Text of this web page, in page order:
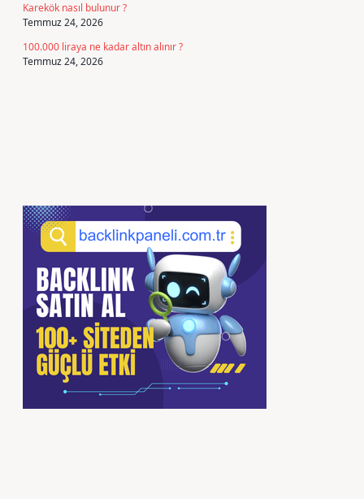
Karekök nasıl bulunur ?
Temmuz 24, 2026
100.000 liraya ne kadar altın alınır ?
Temmuz 24, 2026